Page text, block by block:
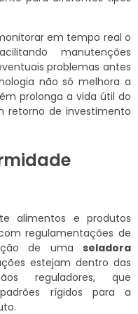
em tempo real o
manutenções
problemas antes
não só melhora a
prolonga a vida útil do
retorno de investimento
alimentos e produtos
regulamentações de
de uma seladora
estejam dentro das
reguladores, que
rígidos para a